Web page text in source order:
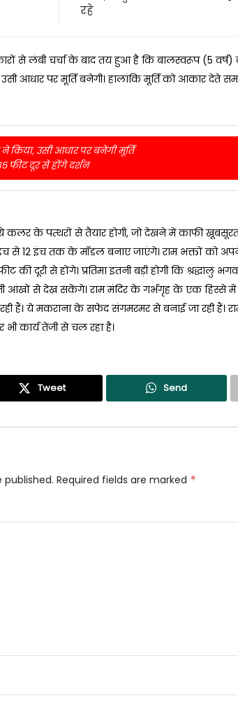
रहे
से लंबी चर्चा के बाद तय हुआ है कि बालस्वरूप (5 वर्ष)
आधार पर मूर्ति बनेगी। हालांकि मूर्ति को आकार देते
किया, उसी आधार पर बनेगी मूर्ति
फीट दूर से होंगे दर्शन
कलर के पत्थरों से तैयार होगी, जो देखने में काफी
इंच से 12 इंच तक के मॉडल बनाए जाएंगे। राम भक्तों को
दूरी से होंगे। प्रतिमा इतनी बड़ी होगी कि श्रद्धालु
से देख सकेंगे। राम मंदिर के गर्भगृह के एक हिस्से में
हैं। ये मकराना के सफेद संगमरमर से बनाई जा रही हैं।
कार्य तेजी से चल रहा है।
Tweet Send
published. Required fields are marked *